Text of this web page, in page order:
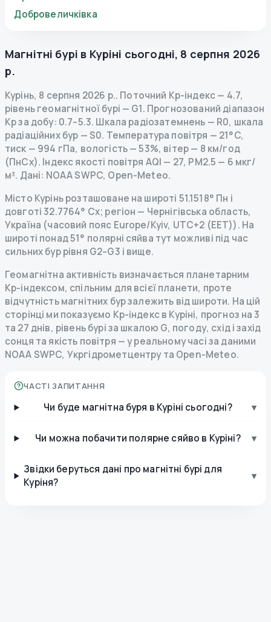
Добровеличківка
Магнітні бурі в Куріні сьогодні, 8 серпня 2026
р.
Курінь, 8 серпня 2026 р.. Поточний Kp-індекс— 4.7,
рівень геомагнітної бурі — G1. Прогнозований діапазон
Kp за добу: 0.7–5.3. Шкала радіозатемнень — R0, шкала
радіаційних бур — S0. Температура повітря — 21°C,
тиск — 994 гПа, вологість — 53%, вітер — 8 км/год
(ПнСх). Індекс якості повітря AQI — 27, PM2.5 — 6 мкг/
м³. Дані: NOAA SWPC, Open-Meteo.
Місто Курінь розташоване на широті 51.1518° Пн і
довготі 32.7764° Сх; регіон — Чернігівська область,
Україна (часовий пояс Europe/Kyiv, UTC+2 (EET)). На
широті понад 51° полярні сяйва тут можливі під час
сильних бур рівня G2–G3 і вище.
Геомагнітна активність визначається планетарним
Kp-індексом, спільним для всієї планети, проте
відчутність магнітних бур залежить від широти. На цій
сторінці ми показуємо Kp-індекс в Куріні, прогноз на 3
та 27 днів, рівень бурі за шкалою G, погоду, схід і захід
сонця та якість повітря — у реальному часі за даними
NOAA SWPC, Укргідрометцентру та Open-Meteo.
ЧАСТІ ЗАПИТАННЯ
Чи буде магнітна буря в Куріні сьогодні? ▾
Чи можна побачити полярне сяйво в Куріні? ▾
Звідки беруться дані про магнітні бурі для
Куріня?
▾